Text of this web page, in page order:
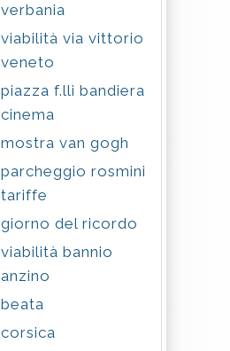
verbania
viabilità via vittorio
veneto
piazza f.lli bandiera
cinema
mostra van gogh
parcheggio rosmini
tariffe
giorno del ricordo
viabilità bannio
anzino
beata
corsica